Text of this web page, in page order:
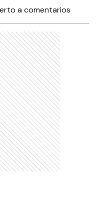
a comentarios